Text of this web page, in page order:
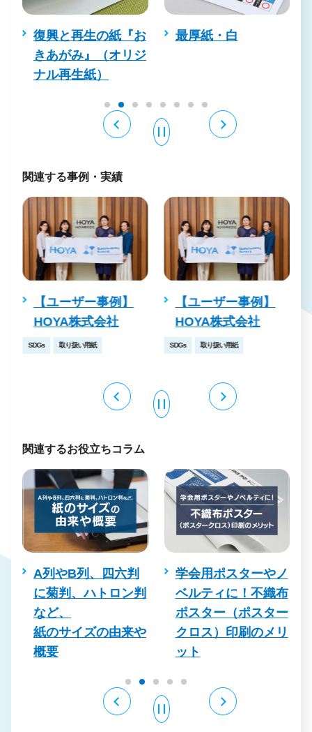
復興と再生の紙『お
きあがみ』（オリジ
ナル再生紙）
最厚紙・白
関連する事例・実績
【ユーザー事例】
HOYA株式会社
SDGs 取り扱い用紙
【ユーザー事例】
HOYA株式会社
SDGs 取り扱い用紙
関連するお役立ちコラム
A列やB列、四六判
に菊判、ハトロン判
など、
紙のサイズの由来や
概要
学会用ポスターやノ
ベルティに！不織布
ポスター（ポスター
クロス）印刷のメリ
ット